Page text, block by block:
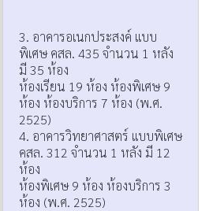
3. อาคารอเนกประสงค์ แบบ
พิเศษ คสล. 435 จำนวน 1 หลัง
มี 35 ห้อง
ห้องเรียน 19 ห้อง ห้องพิเศษ 9
ห้อง ห้องบริการ 7 ห้อง (พ.ศ.
2525)
4. อาคารวิทยาศาสตร์ แบบพิเศษ
คสล. 312 จำนวน 1 หลัง มี 12
ห้อง
ห้องพิเศษ 9 ห้อง ห้องบริการ 3
ห้อง (พ.ศ. 2525)